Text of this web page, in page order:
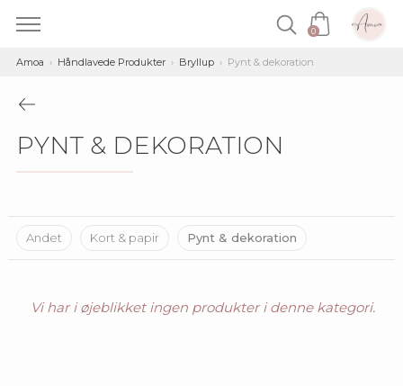
Skip
content
0
PYNT & DEKORATION
Amoa Håndlavede Produkter Bryllup Pynt & dekoration
Vi har i øjeblikket ingen produkter i denne kategori.
Andet Kort & papir Pynt & dekoration